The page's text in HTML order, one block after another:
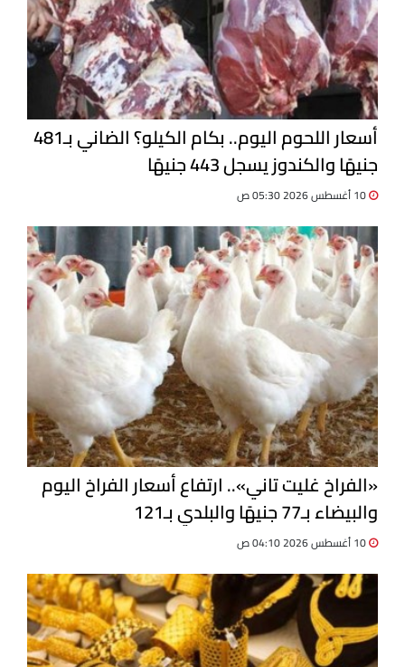
أسعار اللحوم اليوم.. بكام الكيلو؟ الضاني بـ481
جنيهًا والكندوز يسجل 443 جنيهًا
«الفراخ غليت تاني».. ارتفاع أسعار الفراخ اليوم
والبيضاء بـ77 جنيهًا والبلدي بـ121